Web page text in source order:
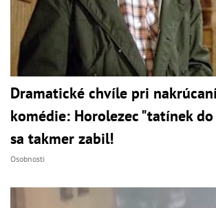
Dramatické chvíle pri
komédie: Horolezec "tatínek
sa takmer zabil!
Osobnosti